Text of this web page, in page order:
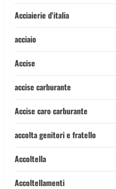
Acciaierie d'italia
acciaio
Accise
accise carburante
Accise caro carburante
accolta genitori e fratello
Accoltella
Accoltellamenti